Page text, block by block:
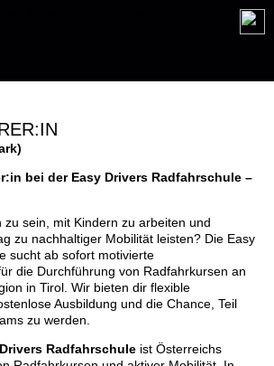
bei der Easy Drivers Radfahrschule –
sein, mit Kindern zu arbeiten und
zu nachhaltiger Mobilität leisten? Die Easy
sucht ab sofort motivierte
die Durchführung von Radfahrkursen an
in Tirol. Wir bieten dir flexible
Ausbildung und die Chance, Teil
zu werden.
Radfahrschule ist Österreichs